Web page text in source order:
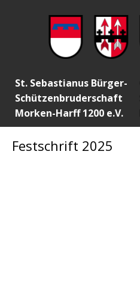
St. Sebastianus Bürger-
Schützenbruderschaft
Morken-Harff 1200 e.V.
Festschrift 2025